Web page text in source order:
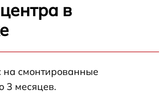
в
на смонтированные
3 месяцев.